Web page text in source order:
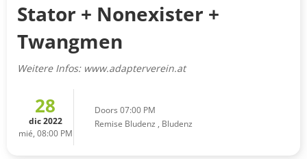
Stator + Nonexister +
Twangmen
Weitere Infos: www.adapterverein.at
28
dic 2022
mié, 08:00 PM
Doors 07:00 PM
Remise Bludenz , Bludenz